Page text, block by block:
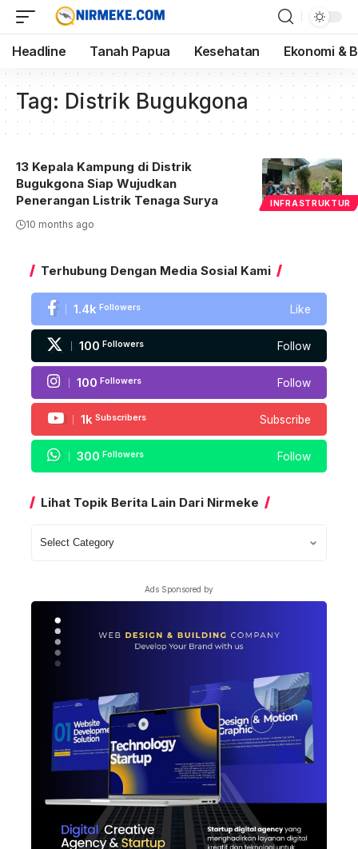
Headline Tanah Papua Kesehatan Ekonomi &
Tag: Distrik Bugukgona
INFRASTRUKTUR
13 Kepala Kampung di Distrik
Bugukgona Siap Wujudkan
Penerangan Listrik Tenaga Surya
10 months ago
Terhubung Dengan Media Sosial Kami
1.4k Followers Like
100 Followers Follow
100 Followers Follow
1k Subscribers Subscribe
300 Followers Follow
Lihat Topik Berita Lain Dari Nirmeke
Nirmeke
Ads Sponsored by